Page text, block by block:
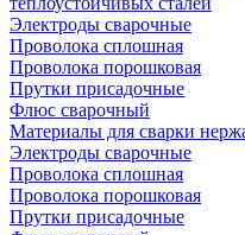
Электроды сварочные
Проволока сплошная
Проволока порошковая
Прутки присадочные
Флюс сварочный
Материалы для сварки
Электроды сварочные
Проволока сплошная
Проволока порошковая
Прутки присадочные